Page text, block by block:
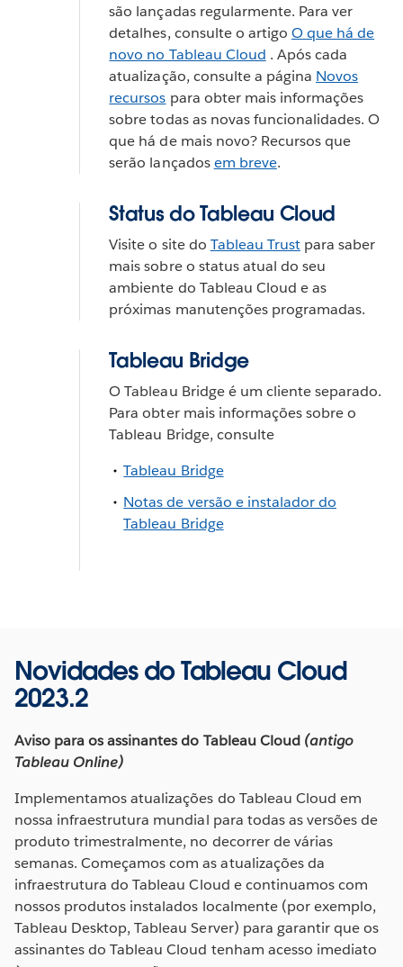
são lançadas regularmente. Para ver
detalhes, consulte o artigo O que há de
novo no Tableau Cloud . Após cada
atualização, consulte a página Novos
recursos para obter mais informações
sobre todas as novas funcionalidades. O
que há de mais novo? Recursos que
serão lançadosem breve.
Status do Tableau Cloud
Visite o site do Tableau Trustpara saber
mais sobre o status atual do seu
ambiente do Tableau Cloud e as
próximas manutenções programadas.
Tableau Bridge
O Tableau Bridge é um cliente separado.
Para obter mais informações sobre o
Tableau Bridge, consulte
Tableau Bridge
Notas de versão e instalador do
Tableau Bridge
Novidades do Tableau Cloud
2023.2
Aviso para os assinantes do Tableau Cloud (antigo
Tableau Online)
Implementamos atualizações do Tableau Cloud em
nossa infraestrutura mundial para todas as versões de
produto trimestralmente, no decorrer de várias
semanas. Começamos com as atualizações da
infraestrutura do Tableau Cloud e continuamos com
nossos produtos instalados localmente (por exemplo,
Tableau Desktop, Tableau Server) para garantir que os
assinantes do Tableau Cloud tenham acesso imediato